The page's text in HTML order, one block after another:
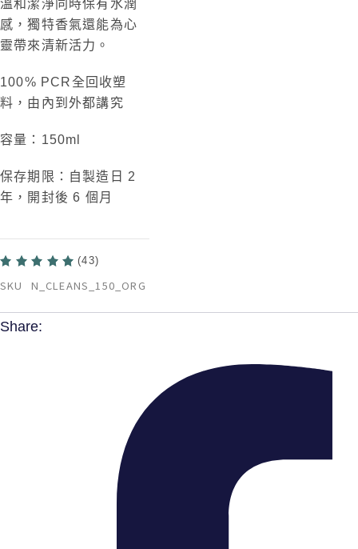
溫和潔淨同時保有水潤
感，獨特香氣還能為心
靈帶來清新活力 。
100% PCR全回收塑
料，由內到外都講究
容量：150ml
保存期限：自製造日 2
年，開封後 6 個月
(43)
SKU N_CLEANS_150_ORG
Share: